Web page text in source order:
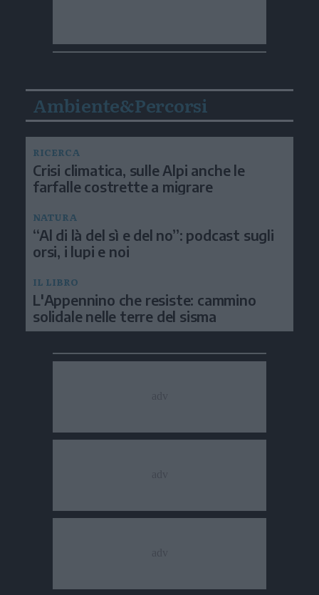
Ambiente&Percorsi
RICERCA
Crisi climatica, sulle Alpi anche le
farfalle costrette a migrare
NATURA
“Al di là del sì e del no”: podcast sugli
orsi, i lupi e noi
IL LIBRO
L'Appennino che resiste: cammino
solidale nelle terre del sisma